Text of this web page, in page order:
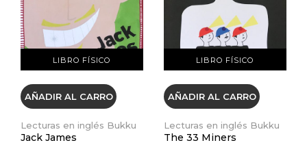
LIBRO FÍSICO
AÑADIR AL CARRO
Lecturas en inglés Bukku
Jack James
LIBRO FÍSICO
AÑADIR AL CARRO
Lecturas en inglés Bukku
The 33 Miners